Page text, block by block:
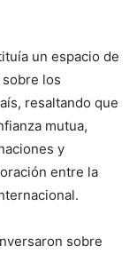
un espacio de
los
resaltando que
mutua,
y
entre la
sobre